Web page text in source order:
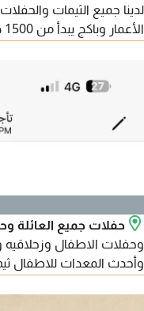
لدينا جميع الثيمات
وبان كيك وسلاش وايس
حفلات جميع العائلة
وحفلات الاطفال وزحلاقيه
وأحدث المعدات للاطفال